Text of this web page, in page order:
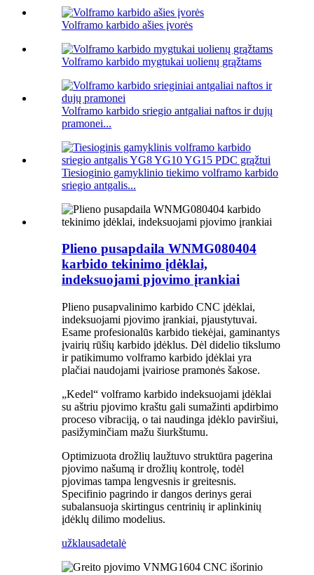
Volframo karbido ašies įvorės
Volframo karbido mygtukai uolienų grąžtams
Volframo karbido sriegio antgaliai naftos ir dujų
pramonei...
Tiesioginio gamyklinio tiekimo volframo karbido
sriegio antgalis...
Plieno pusapdaila WNMG080404
karbido tekinimo įdėklai,
indeksuojami pjovimo įrankiai
Plieno pusapvalinimo karbido CNC įdėklai,
indeksuojami pjovimo įrankiai, pjaustytuvai.
Esame profesionalūs karbido tiekėjai, gaminantys
įvairių rūšių karbido įdėklus. Dėl didelio tikslumo
ir patikimumo volframo karbido įdėklai yra
plačiai naudojami įvairiose pramonės šakose.
„Kedel“ volframo karbido indeksuojami įdėklai
su aštriu pjovimo kraštu gali sumažinti apdirbimo
proceso vibraciją, o tai naudinga įdėklo paviršiui,
pasižyminčiam mažu šiurkštumu.
Optimizuota drožlių laužtuvo struktūra pagerina
pjovimo našumą ir drožlių kontrolę, todėl
pjovimas tampa lengvesnis ir greitesnis.
Specifinio pagrindo ir dangos derinys gerai
subalansuoja skirtingus centrinių ir aplinkinių
įdėklų dilimo modelius.
užklausadetalė